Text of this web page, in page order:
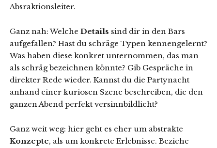
Absraktionsleiter.
Ganz nah: Welche Details sind dir in den Bars
aufgefallen? Hast du schräge Typen kennengelernt?
Was haben diese konkret unternommen, das man
als schräg bezeichnen könnte? Gib Gespräche in
direkter Rede wieder. Kannst du die Partynacht
anhand einer kuriosen Szene beschreiben, die den
ganzen Abend perfekt versinnbildlicht?
Ganz weit weg: hier geht es eher um abstrakte
Konzepte, als um konkrete Erlebnisse. Beziehe